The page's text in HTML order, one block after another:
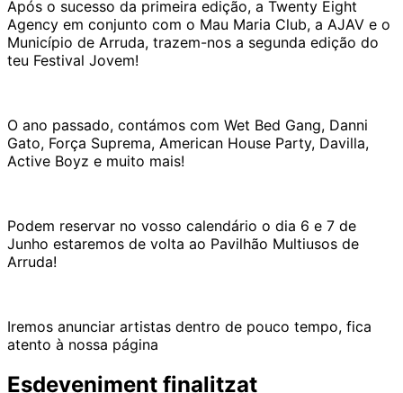
Após o sucesso da primeira edição, a Twenty Eight
Agency em conjunto com o Mau Maria Club, a AJAV e o
Município de Arruda, trazem-nos a segunda edição do
teu Festival Jovem!
O ano passado, contámos com Wet Bed Gang, Danni
Gato, Força Suprema, American House Party, Davilla,
Active Boyz e muito mais!
Podem reservar no vosso calendário o dia 6 e 7 de
Junho estaremos de volta ao Pavilhão Multiusos de
Arruda!
Iremos anunciar artistas dentro de pouco tempo, fica
atento à nossa página
Esdeveniment finalitzat